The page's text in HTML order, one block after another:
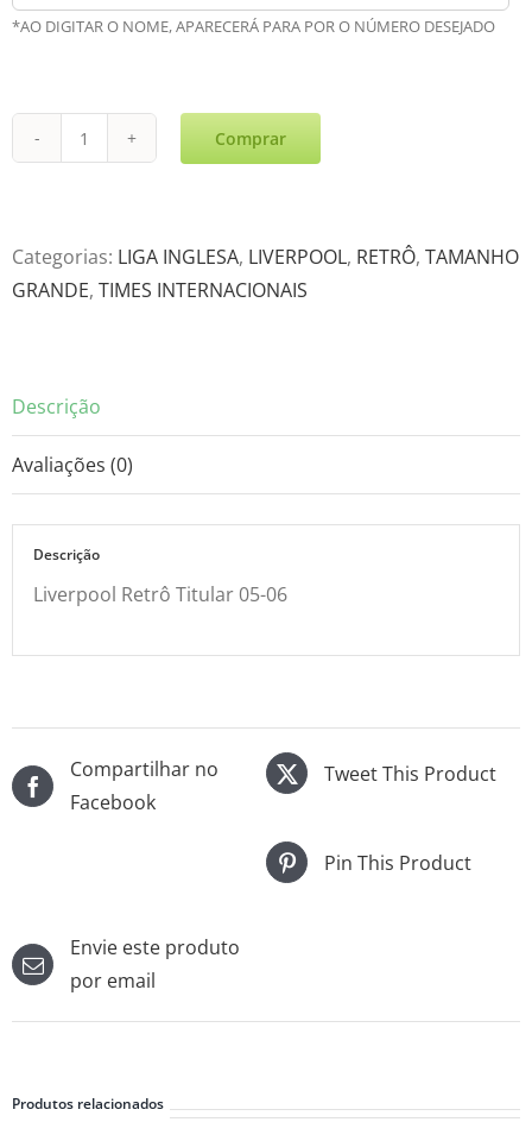
*AO DIGITAR O NOME, APARECERÁ PARA POR O NÚMERO DESEJADO
Liverpool
05-
06
Comprar
Categorias: LIGA INGLESA, LIVERPOOL, RETRÔ, TAMANHO
GRANDE, TIMES INTERNACIONAIS
Descrição
Avaliações (0)
Descrição
Liverpool Retrô Titular 05-06
Compartilhar no
Facebook
Tweet This Product
Pin This Product
Envie este produto
por email
Produtos relacionados